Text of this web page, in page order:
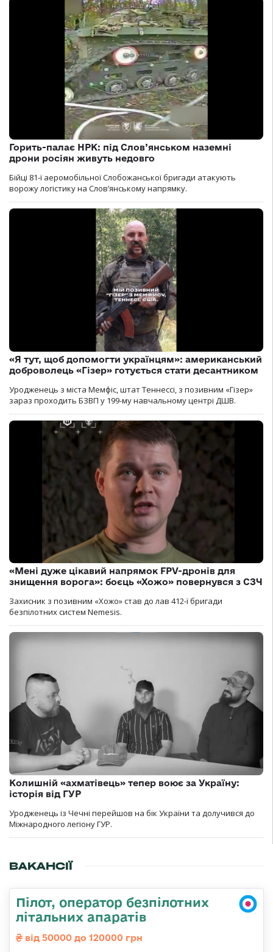
Горить-палає НРК: під Слов’янськом наземні
дрони росіян живуть недовго
Бійці 81-ї аеромобільної Слобожанської бригади атакують
ворожу логістику на Словʼянському напрямку.
«Я тут, щоб допомогти українцям»: американський
доброволець «Гізер» готується стати десантником
Уродженець з міста Мемфіс, штат Теннессі, з позивним «Гізер»
зараз проходить БЗВП у 199-му навчальному центрі ДШВ.
«Мені дуже цікавий напрямок FPV-дронів для
знищення ворога»: боєць «Хожо» повернувся з СЗЧ
Захисник з позивним «Хожо» став до лав 412-ї бригади
безпілотних систем Nemesis.
Колишній «ахматівець» тепер воює за Україну:
історія від ГУР
Уродженець із Чечні перейшов на бік України та долучився до
Міжнародного легіону ГУР.
ВАКАНСІЇ
Пілот, оператор безпілотних
літальних апаратів
від 50000 до 120000 грн